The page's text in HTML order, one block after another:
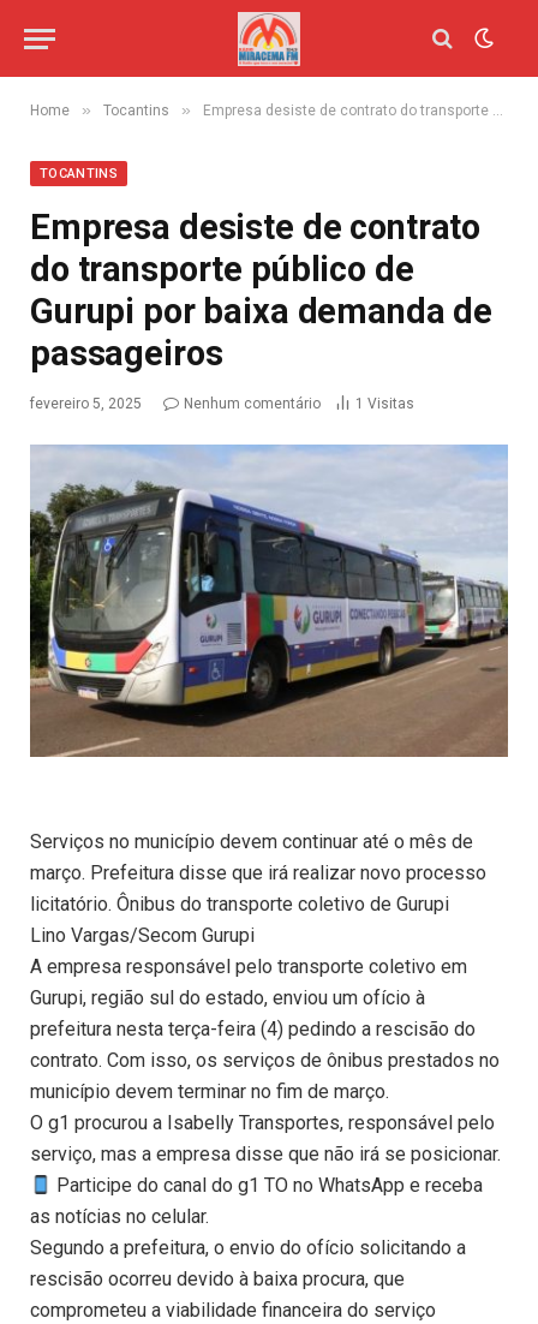
Home » Tocantins » Empresa desiste de contrato do transporte público de Gurupi por baixa demanda de passageiros
TOCANTINS
Empresa desiste de contrato
do transporte público de
Gurupi por baixa demanda de
passageiros
fevereiro 5, 2025 Nenhum comentário 1 Visitas
Serviços no município devem continuar até o mês de
março. Prefeitura disse que irá realizar novo processo
licitatório. Ônibus do transporte coletivo de Gurupi
Lino Vargas/Secom Gurupi
A empresa responsável pelo transporte coletivo em
Gurupi, região sul do estado, enviou um ofício à
prefeitura nesta terça-feira (4) pedindo a rescisão do
contrato. Com isso, os serviços de ônibus prestados no
município devem terminar no fim de março.
O g1 procurou a Isabelly Transportes, responsável pelo
serviço, mas a empresa disse que não irá se posicionar.
Participe do canal do g1 TO no WhatsApp e receba
as notícias no celular.
Segundo a prefeitura, o envio do ofício solicitando a
rescisão ocorreu devido à baixa procura, que
comprometeu a viabilidade financeira do serviço